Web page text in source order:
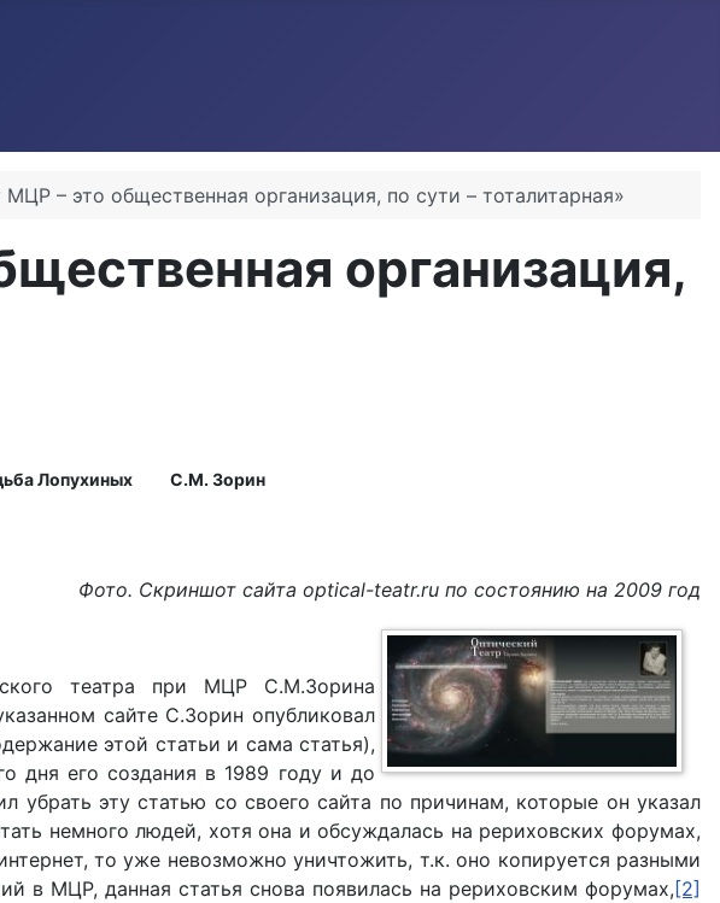
– это общественная организация, по сути – тоталитарная»
организация,
Лопухиных С.М. Зорин
Фото. Скриншот сайта optical-teatr.ru по состоянию на 2009 год
театра при МЦР С.М.Зорина
сайте С.Зорин опубликовал
этой статьи и сама статья),
дня его создания в 1989 году и до
эту статью со своего сайта по причинам, которые он указал
немного людей, хотя она и обсуждалась на рериховских форумах,
то уже невозможно уничтожить, т.к. оно копируется разными
в МЦР, данная статья снова появилась на рериховским форумах,[2]